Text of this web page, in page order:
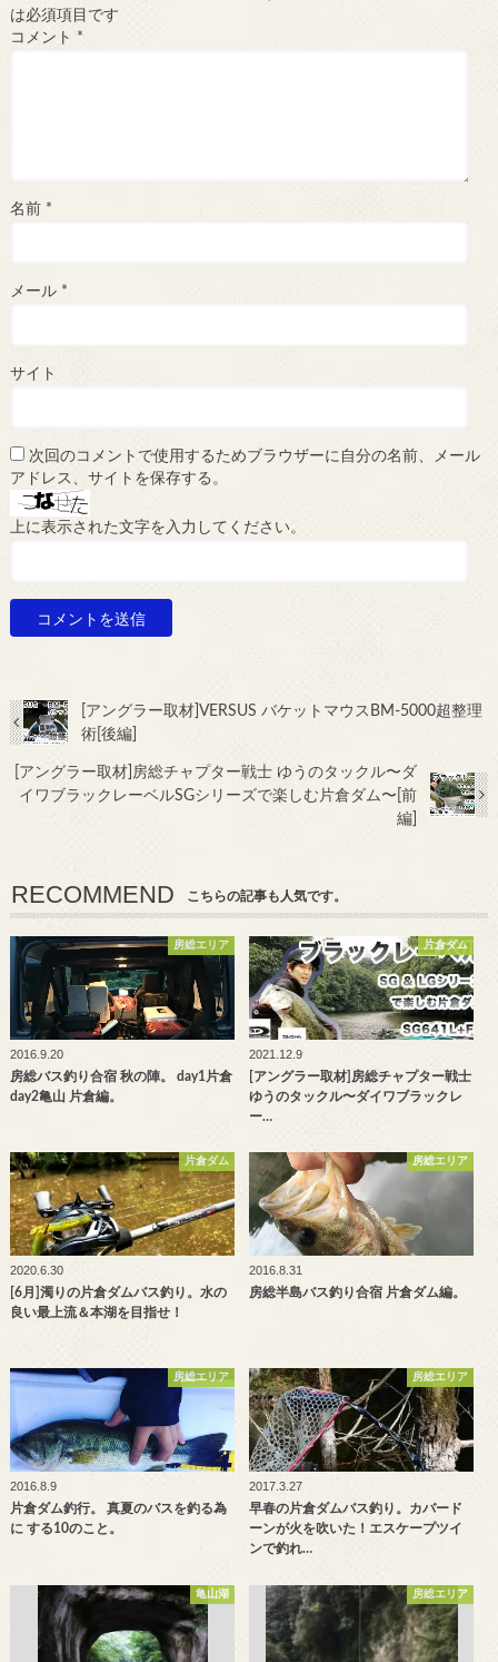
は必須項目です
コメント *
名前 *
メール *
サイト
次回のコメントで使用するためブラウザーに自分の名前、メール
アドレス、サイトを保存する。
上に表示された文字を入力してください。
[アングラー取材]VERSUS バケットマウスBM-5000超整理
術[後編]
[アングラー取材]房総チャプター戦士 ゆうのタックル〜ダ
イワブラックレーベルSGシリーズで楽しむ片倉ダム〜[前
編]
RECOMMEND こちらの記事も人気です。
房総エリア
2016.9.20
房総バス釣り合宿 秋の陣。 day1片倉
day2亀山 片倉編。
片倉ダム
2021.12.9
[アングラー取材]房総チャプター戦士
ゆうのタックル〜ダイワブラックレ
ー…
片倉ダム
2020.6.30
[6月]濁りの片倉ダムバス釣り。水の
良い最上流＆本湖を目指せ！
房総エリア
2016.8.31
房総半島バス釣り合宿 片倉ダム編。
房総エリア
2016.8.9
片倉ダム釣行。 真夏のバスを釣る為
に する10のこと。
房総エリア
2017.3.27
早春の片倉ダムバス釣り。カバード
ーンが火を吹いた！エスケープツイ
ンで釣れ…
亀山湖 房総エリア